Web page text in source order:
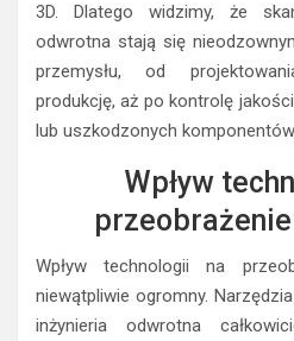
3D. Dlatego widzimy, że
odwrotna stają się
przemysłu, od
produkcję, aż po kontrolę
lub uszkodzonych
Wpływ
Wpływ technologii na
niewątpliwie ogromny.
inżynieria odwrotna